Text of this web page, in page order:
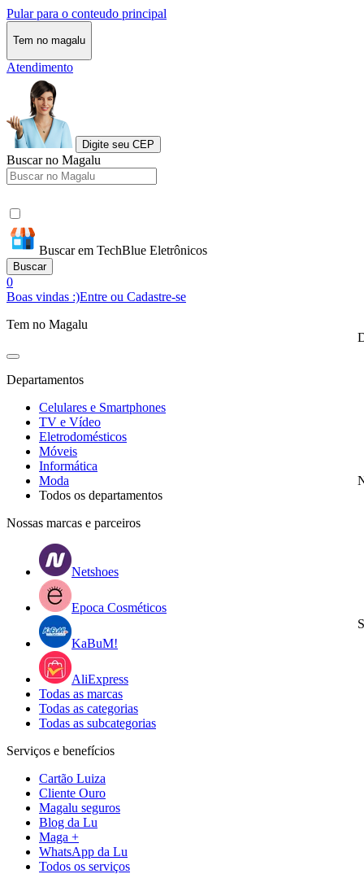
Pular para o conteudo principal
Tem no magalu
Atendimento
Digite seu CEP
Buscar no Magalu
Buscar em TechBlue Eletrônicos
Buscar
0
Boas vindas :)Entre ou Cadastre-se
Tem no Magalu
Departamentos
Celulares e Smartphones
TV e Vídeo
Eletrodomésticos
Móveis
Informática
Moda
Todos os departamentos
Nossas marcas e parceiros
Netshoes
Epoca Cosméticos
KaBuM!
AliExpress
Todas as marcas
Todas as categorias
Todas as subcategorias
Serviços e benefícios
Cartão Luiza
Cliente Ouro
Magalu seguros
Blog da Lu
Maga +
WhatsApp da Lu
Todos os serviços